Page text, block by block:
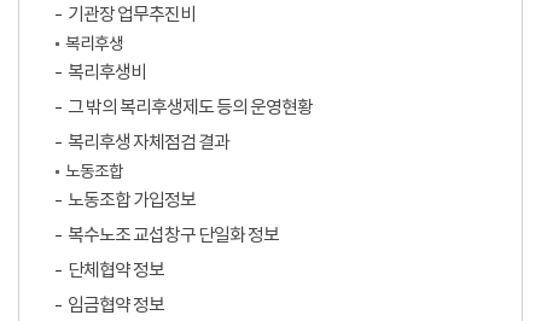
기관장 업무추진비
복리후생
복리후생비
그 밖의 복리후생제도 등의 운영현황
복리후생 자체점검 결과
노동조합
노동조합 가입정보
복수노조 교섭창구 단일화 정보
단체협약 정보
임금협약 정보